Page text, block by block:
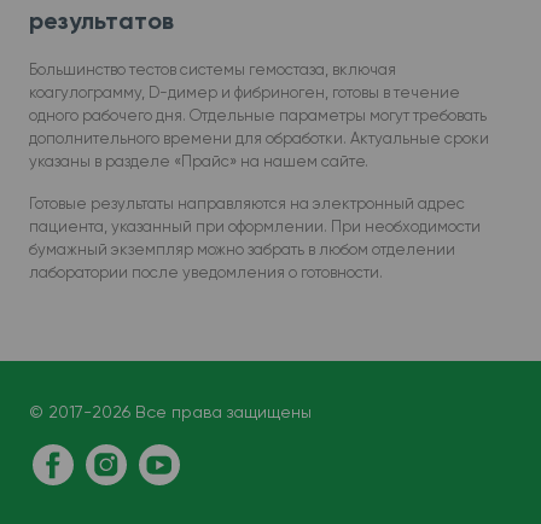
результатов
Большинство тестов системы гемостаза, включая
коагулограмму, D-димер и фибриноген, готовы в течение
одного рабочего дня. Отдельные параметры могут требовать
дополнительного времени для обработки. Актуальные сроки
указаны в разделе «Прайс» на нашем сайте.
Готовые результаты направляются на электронный адрес
пациента, указанный при оформлении. При необходимости
бумажный экземпляр можно забрать в любом отделении
лаборатории после уведомления о готовности.
© 2017-2026 Все права защищены